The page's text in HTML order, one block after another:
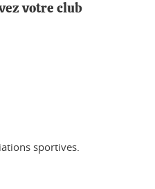
votre club
sportives.